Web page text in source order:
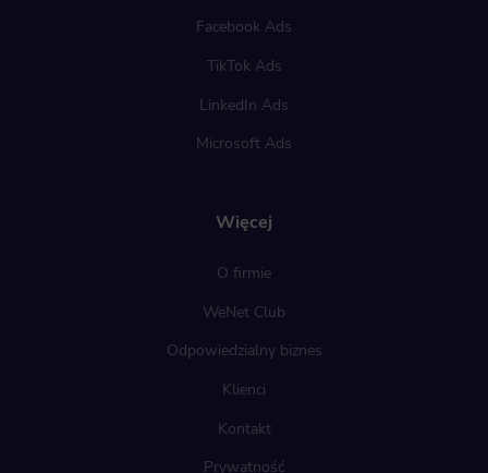
Więcej
O firmie
WeNet Club
Odpowiedzialny biznes
Klienci
Kontakt
Prywatność
Facebook Ads
TikTok Ads
LinkedIn Ads
Microsoft Ads